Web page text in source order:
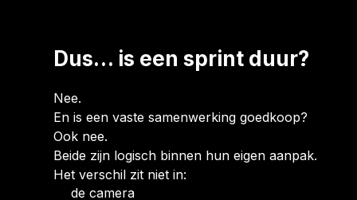
Dus… is een sprint duur?
Nee.
En is een vaste samenwerking goedkoop?
Ook nee.
Beide zijn logisch binnen hun eigen aanpak.
Het verschil zit niet in:
de camera